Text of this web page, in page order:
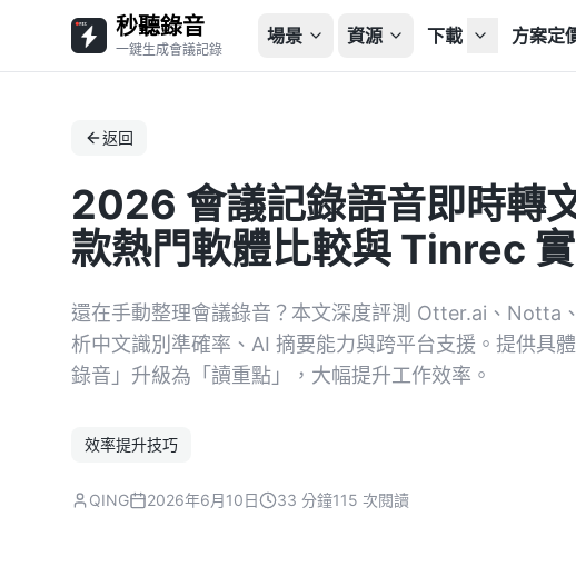
秒聽錄音
一鍵生成會議記錄
場景 資源 下載 方案定
返回
2026 會議記錄語音即時轉
款熱門軟體比較與 Tinrec
還在手動整理會議錄音？本文深度評測 Otter.ai、Notta
析中文識別準確率、AI 摘要能力與跨平台支援。提供具
錄音」升級為「讀重點」，大幅提升工作效率。
效率提升技巧
QING 2026年6月10日 33 分鐘115 次閱讀